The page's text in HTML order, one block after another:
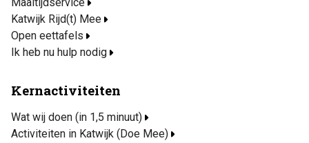
Katwijk Rijd(t) Mee
Open eettafels
Ik heb nu hulp nodig
Kernactiviteiten
Wat wij doen (in 1,5 minuut)
Activiteiten in Katwijk (Doe Mee)